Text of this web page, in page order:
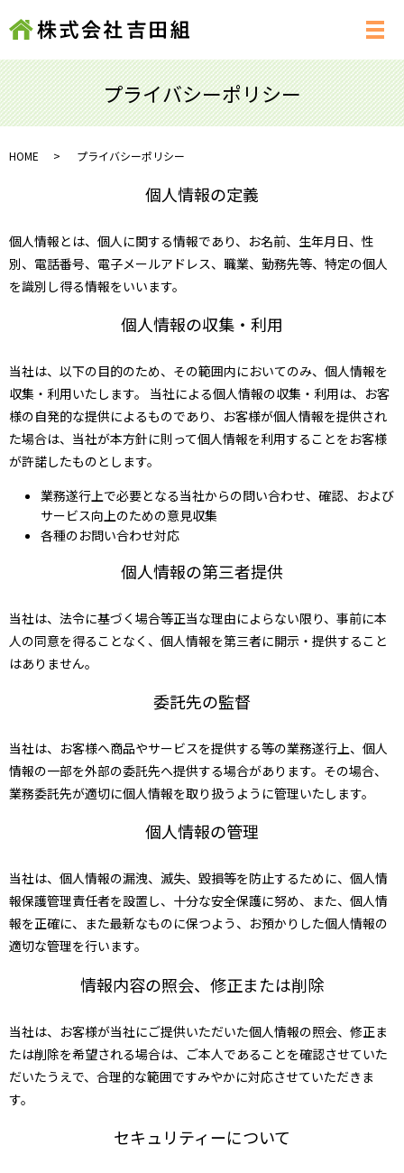
メ
プライバシーポリシー
HOME プライバシーポリシー
個人情報の定義
個人情報とは、個人に関する情報であり、お名前、生年月日、性
別、電話番号、電子メールアドレス、職業、勤務先等、特定の個人
を識別し得る情報をいいます。
個人情報の収集・利用
当社は、以下の目的のため、その範囲内においてのみ、個人情報を
収集・利用いたします。 当社による個人情報の収集・利用は、お客
様の自発的な提供によるものであり、お客様が個人情報を提供され
た場合は、当社が本方針に則って個人情報を利用することをお客様
が許諾したものとします。
業務遂行上で必要となる当社からの問い合わせ、確認、および
サービス向上のための意見収集
各種のお問い合わせ対応
個人情報の第三者提供
当社は、法令に基づく場合等正当な理由によらない限り、事前に本
人の同意を得ることなく、個人情報を第三者に開示・提供すること
はありません。
委託先の監督
当社は、お客様へ商品やサービスを提供する等の業務遂行上、個人
情報の一部を外部の委託先へ提供する場合があります。その場合、
業務委託先が適切に個人情報を取り扱うように管理いたします。
個人情報の管理
当社は、個人情報の漏洩、滅失、毀損等を防止するために、個人情
報保護管理責任者を設置し、十分な安全保護に努め、また、個人情
報を正確に、また最新なものに保つよう、お預かりした個人情報の
適切な管理を行います。
情報内容の照会、修正または削除
当社は、お客様が当社にご提供いただいた個人情報の照会、修正ま
たは削除を希望される場合は、ご本人であることを確認させていた
だいたうえで、合理的な範囲ですみやかに対応させていただきま
す。
セキュリティーについて